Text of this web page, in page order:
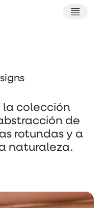
la colección
de
rotundas y a
naturaleza.